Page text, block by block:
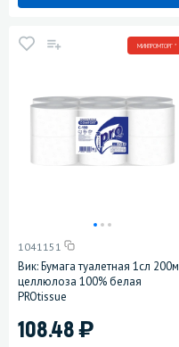
МИНПРОМТОРГ *
1041151
Вик: Бумага туалетная 1сл 200м
целлюлоза 100% белая
PROtissue
108.48)